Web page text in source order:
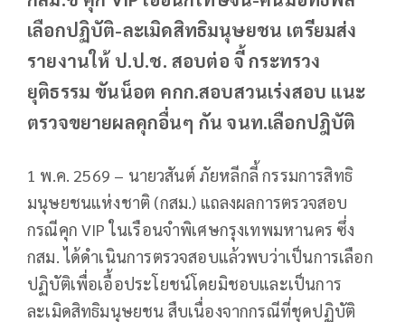
เลือกปฏิบัติ-ละเมิดสิทธิมนุษยชน เตรียมส่ง
รายงานให้ ป.ป.ช. สอบต่อ จี้ กระทรวง
ยุติธรรม ขันน็อต คกก.สอบสวนเร่งสอบ แนะ
ตรวจขยายผลคุกอื่นๆ กัน จนท.เลือกปฎิบัติ
1 พ.ค. 2569 – นายวสันต์ ภัยหลีกลี้ กรรมการสิทธิ
มนุษยชนแห่งชาติ (กสม.) แถลงผลการตรวจสอบ
กรณีคุก VIP ในเรือนจำพิเศษกรุงเทพมหานคร ซึ่ง
กสม. ได้ดำเนินการตรวจสอบแล้วพบว่าเป็นการเลือก
ปฏิบัติเพื่อเอื้อประโยชน์โดยมิชอบและเป็นการ
ละเมิดสิทธิมนุษยชน สืบเนื่องจากกรณีที่ชุดปฏิบัติ